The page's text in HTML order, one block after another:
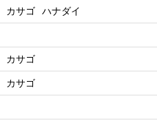
カサゴ ハナダイ
カサゴ
カサゴ